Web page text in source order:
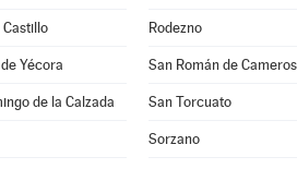
Castillo Rodezno
Yécora San Román de Cameros
de la Calzada San Torcuato
Sorzano